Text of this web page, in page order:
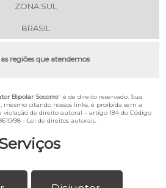
ZONA SUL
BRASIL
regiões que atendemos
Bipolar Socorro" é de direito reservado. Sua
citando nossos links, é proibida sem a
de direito autoral – artigo 184 do Código
98 - Lei de direitos autorais.